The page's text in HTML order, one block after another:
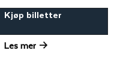
Kjøp billetter
Les mer